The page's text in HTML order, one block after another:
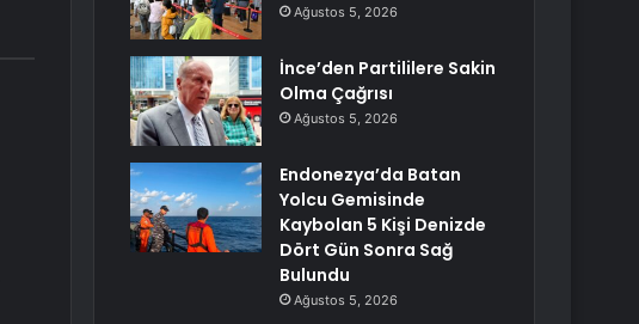
Ağustos 5, 2026
İnce’den Partililere Sakin
Olma Çağrısı
Ağustos 5, 2026
Endonezya’da Batan
Yolcu Gemisinde
Kaybolan 5 Kişi Denizde
Dört Gün Sonra Sağ
Bulundu
Ağustos 5, 2026